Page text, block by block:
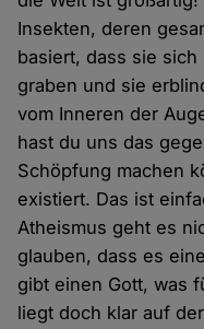
Insekten, deren
basiert, dass sie
graben und sie
vom Inneren der
hast du uns das
Schöpfung machen
existiert. Das ist
Atheismus geht es
glauben, dass es
gibt einen Gott, was
liegt doch klar auf